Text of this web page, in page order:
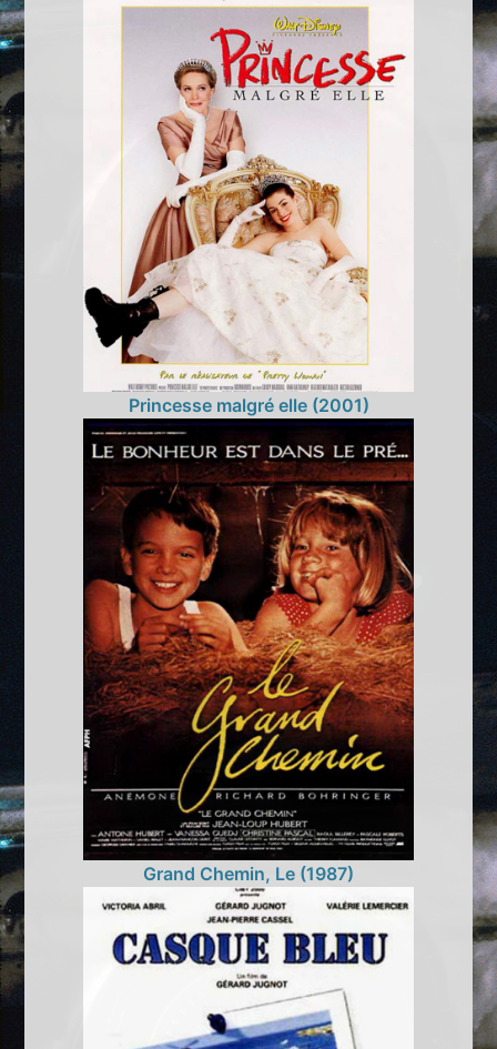
Princesse malgré elle (2001)
Grand Chemin, Le (1987)